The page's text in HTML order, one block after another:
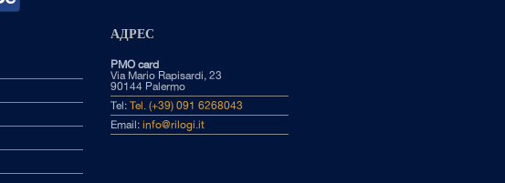
АДРЕС
PMO card
Via Mario Rapisardi, 23
90144 Palermo
Tel: Tel. (+39) 091 6268043
Email: info@rilogi.it